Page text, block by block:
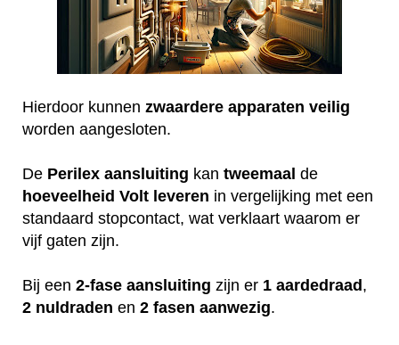
Hierdoor kunnen zwaardere apparaten veilig
worden aangesloten.
De Perilex aansluiting kan tweemaal de
hoeveelheid Volt leveren in vergelijking met een
standaard stopcontact, wat verklaart waarom er
vijf gaten zijn.
Bij een 2-fase aansluiting zijn er 1 aardedraad,
2 nuldraden en 2 fasen aanwezig.